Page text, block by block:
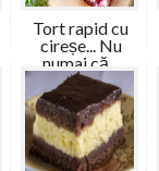
Tort rapid cu
cireșe... Nu
numai că...